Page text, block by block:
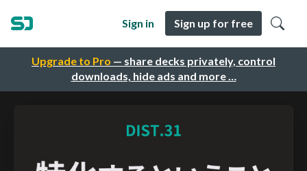
Upgrade to Pro — share decks privately, control
downloads, hide ads and more …
Sign in Sign up for free